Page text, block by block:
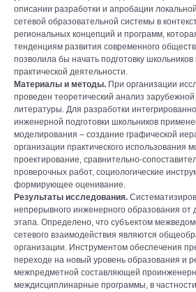
описании разработки и апробации
сетевой образовательной системы в
региональных концепций и программ,
тенденциям развития современного
позволила бы начать подготовку
практической деятельности.
Материалы и методы. При организации
проведен теоретический анализ
литературы. Для разработки
инженерной подготовки школьников
моделирования – создание графической
организации практического использования
проектирование, сравнительно-
проверочных работ, социологические
формирующее оценивание.
Результаты исследования.
непрерывного инженерного образования от
этапа. Определено, что субъектом
сетевого взаимодействия являются
организации. Инструментом обеспечения
переходе на новый уровень образования и
межпредметной составляющей
междисциплинарные программы, в